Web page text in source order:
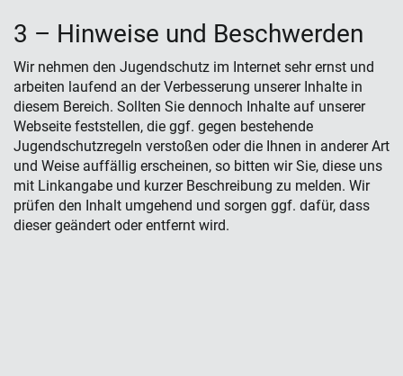
3 – Hinweise und Beschwerden
Wir nehmen den Jugendschutz im Internet sehr ernst und
arbeiten laufend an der Verbesserung unserer Inhalte in
diesem Bereich. Sollten Sie dennoch Inhalte auf unserer
Webseite feststellen, die ggf. gegen bestehende
Jugendschutzregeln verstoßen oder die Ihnen in anderer Art
und Weise auffällig erscheinen, so bitten wir Sie, diese uns
mit Linkangabe und kurzer Beschreibung zu melden. Wir
prüfen den Inhalt umgehend und sorgen ggf. dafür, dass
dieser geändert oder entfernt wird.